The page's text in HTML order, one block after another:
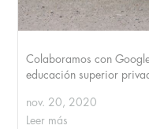
Colaboramos con
educación superior
nov. 20, 2020
Leer más